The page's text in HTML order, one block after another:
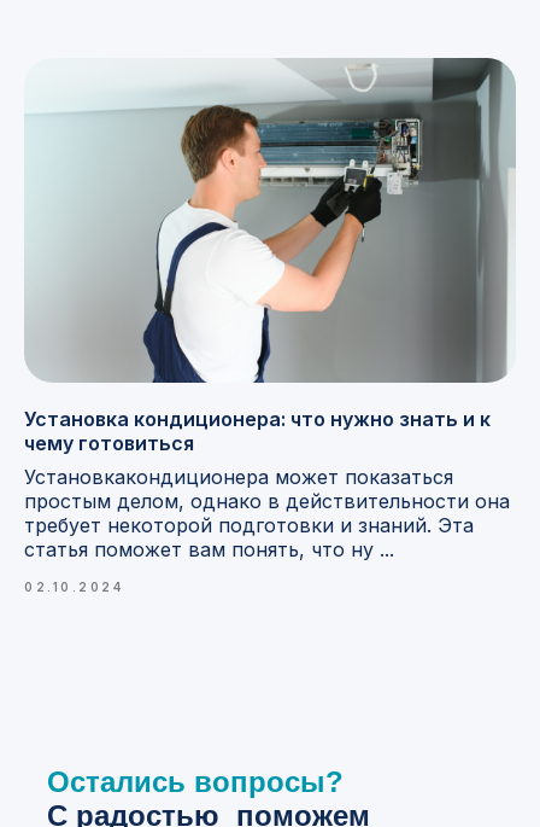
Установка кондиционера: что нужно знать и к
чему готовиться
Установкакондиционера может показаться
простым делом, однако в действительности она
требует некоторой подготовки и знаний. Эта
статья поможет вам понять, что ну ...
02.10.2024
Остались вопросы?
С радостью поможем